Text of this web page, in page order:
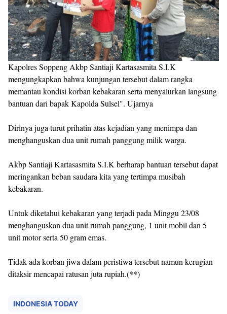
Kapolres Soppeng Akbp Santiaji Kartasasmita S.I.K
mengungkapkan bahwa kunjungan tersebut dalam rangka
memantau kondisi korban kebakaran serta menyalurkan langsung
bantuan dari bapak Kapolda Sulsel". Ujarnya
Dirinya juga turut prihatin atas kejadian yang menimpa dan
menghanguskan dua unit rumah panggung milik warga.
Akbp Santiaji Kartasasmita S.I.K berharap bantuan tersebut dapat
meringankan beban saudara kita yang tertimpa musibah
kebakaran.
Untuk diketahui kebakaran yang terjadi pada Minggu 23/08
menghanguskan dua unit rumah panggung, 1 unit mobil dan 5
unit motor serta 50 gram emas.
Tidak ada korban jiwa dalam peristiwa tersebut namun kerugian
ditaksir mencapai ratusan juta rupiah.(**)
INDONESIA TODAY